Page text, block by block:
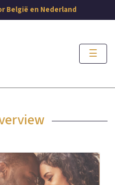
België en Nederland
☰